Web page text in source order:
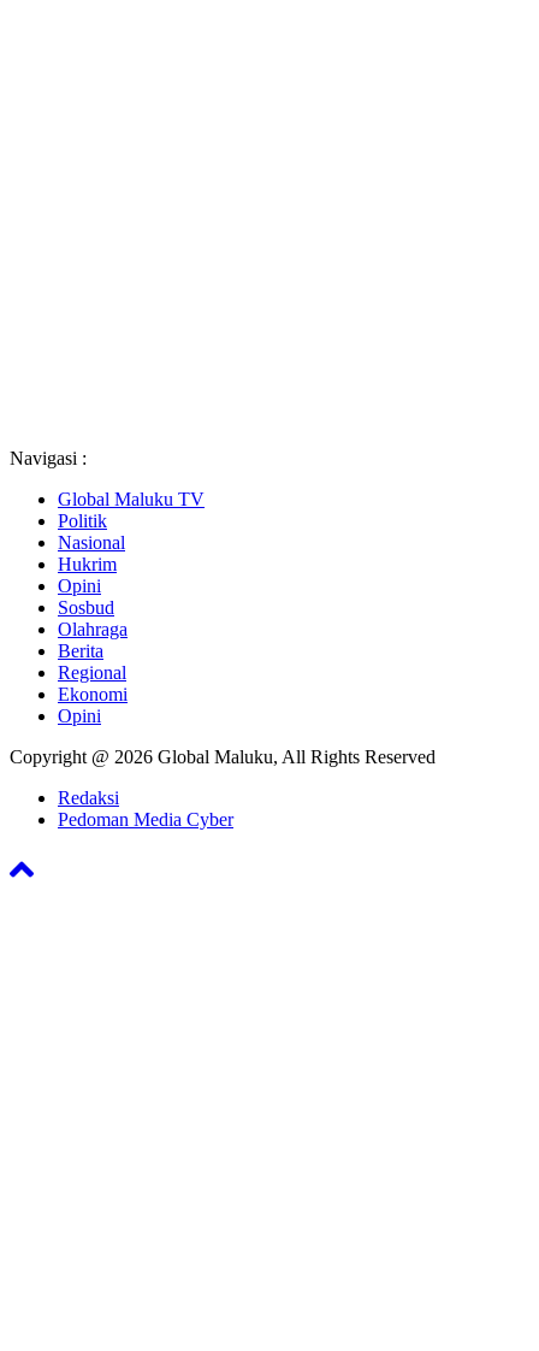
Navigasi :
Global Maluku TV
Politik
Nasional
Hukrim
Opini
Sosbud
Olahraga
Berita
Regional
Ekonomi
Opini
Copyright @ 2026 Global Maluku, All Rights Reserved
Redaksi
Pedoman Media Cyber